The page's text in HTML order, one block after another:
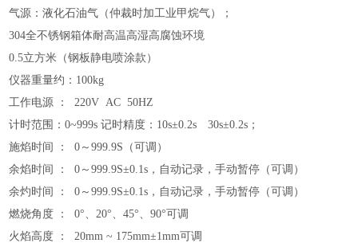
气源：液化石油气（仲裁时加工业甲烷气）；
304全不锈钢箱体耐高温高湿高腐蚀环境
0.5立方米（钢板静电喷涂款）
仪器重量约：100kg
工作电源 ： 220V AC 50HZ
计时范围：0~999s 记时精度：10s±0.2s 30s±0.2s；
施焰时间 ： 0～999.9S（可调）
余焰时间 ： 0～999.9S±0.1s，自动记录，手动暂停（可调）
余灼时间 ： 0～999.9S±0.1s，自动记录，手动暂停（可调）
燃烧角度 ： 0°、20°、45°、90°可调
火焰高度 ： 20mm ~ 175mm±1mm可调